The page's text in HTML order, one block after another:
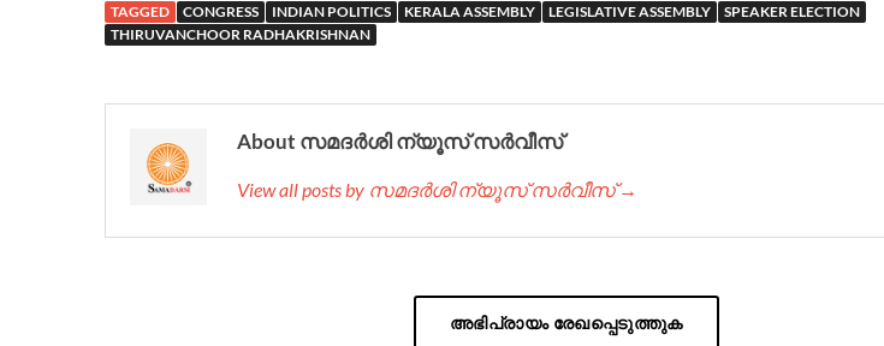
TAGGED CONGRESS INDIAN POLITICS KERALA ASSEMBLY LEGISLATIVE ASSEMBLY
SPEAKER ELECTION
THIRUVANCHOOR RADHAKRISHNAN
About സമദർശി ന്യൂസ് സർവീസ്
View all posts by സമദർശി ന്യൂസ് സർവീസ് →
അഭിപ്രായം രേഖപ്പെടുത്തുക